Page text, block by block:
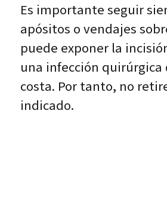
Es importante seguir
apósitos o vendajes
puede exponer la
una infección
costa. Por tanto, no
indicado.